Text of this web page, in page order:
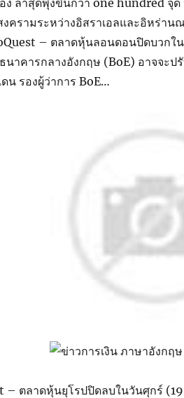
ง ล่าสุดพุ่งขึ้นกว่า one hundred จุ
ครามระหว่างอิสราเอลและอิหร่าน
– ตลาดหุ้นลอนดอนปิดบวกใ
าคารกลางอังกฤษ (BoE) อาจจะป
ดน รองผู้ว่าการ BoE…
– ตลาดหุ้นยุโรปปิดลบในวันศุกร์